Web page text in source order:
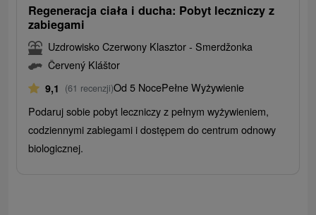
Regeneracja ciała i ducha: Pobyt leczniczy z
zabiegami
Uzdrowisko Czerwony Klasztor - Smerdžonka
Červený Kláštor
9,1 (61 recenzji)Od 5 NocePełne Wyżywienie
Podaruj sobie pobyt leczniczy z pełnym wyżywieniem,
codziennymi zabiegami i dostępem do centrum odnowy
biologicznej.